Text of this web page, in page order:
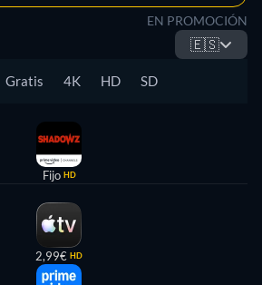
EN PROMOCIÓN
🇪🇸
Gratis 4K HD SD
Fijo HD
2,99€ HD